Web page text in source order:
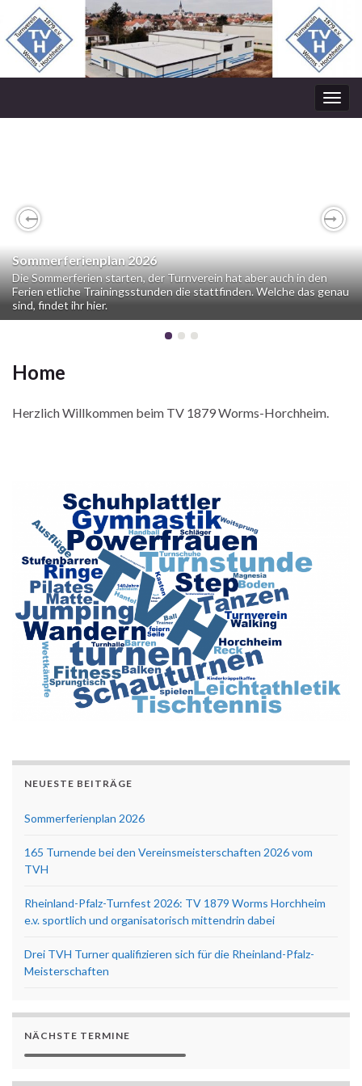
Sommerferienplan 2026
Die Sommerferien starten, der Turnverein hat aber auch in den
Ferien etliche Trainingsstunden die stattfinden. Welche das genau
sind, findet ihr hier.
Home
Herzlich Willkommen beim TV 1879 Worms-Horchheim.
NEUESTE BEITRÄGE
Sommerferienplan 2026
165 Turnende bei den Vereinsmeisterschaften 2026 vom
TVH
Rheinland-Pfalz-Turnfest 2026: TV 1879 Worms Horchheim
e.v. sportlich und organisatorisch mittendrin dabei
Drei TVH Turner qualifizieren sich für die Rheinland-Pfalz-
Meisterschaften
NÄCHSTE TERMINE